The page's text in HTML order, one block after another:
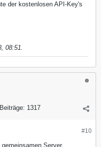
der kostenlosen API-Key's
08:51.
Beiträge: 1317
#10
Server.